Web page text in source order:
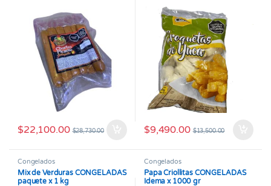
$22,100.00 $28,730.00 $9,490.00 $13,500.00
Congelados
Mix de Verduras CONGELADAS
paquete x 1 kg
Congelados
Papa Criollitas CONGELADAS
Idema x 1000 gr